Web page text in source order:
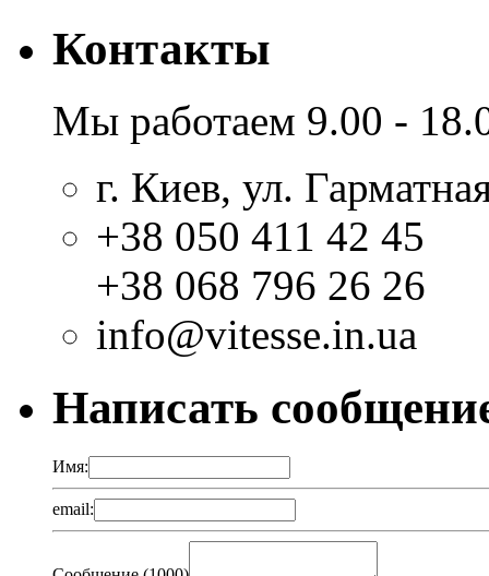
Контакты
Мы работаем 9.00 -
г. Киев, ул.
+38 050 411 42 45
+38 068 796 26 26
info@vitesse.in.ua
Написать
Имя:
email: